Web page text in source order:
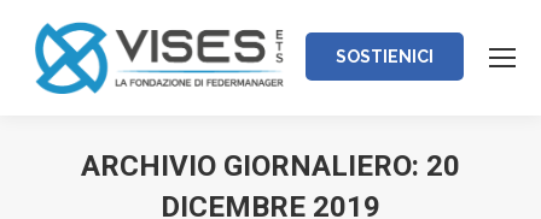
SOSTIENICI
ARCHIVIO GIORNALIERO: 20
DICEMBRE 2019